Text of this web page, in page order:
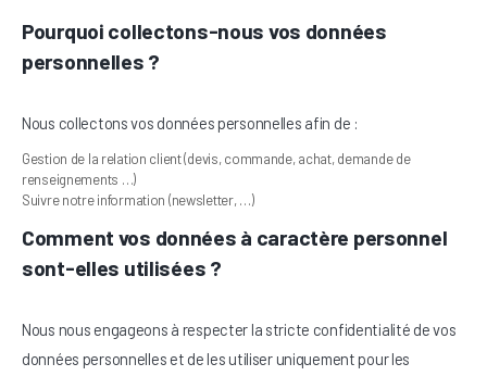
Pourquoi collectons-nous vos données
personnelles ?
Nous collectons vos données personnelles afin de :
Gestion de la relation client (devis, commande, achat, demande de
renseignements …)
Suivre notre information (newsletter, …)
Comment vos données à caractère personnel
sont-elles utilisées ?
Nous nous engageons à respecter la stricte confidentialité de vos
données personnelles et de les utiliser uniquement pour les